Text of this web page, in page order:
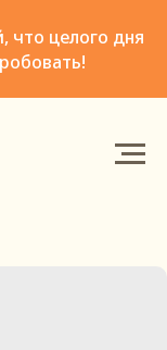
что целого дня